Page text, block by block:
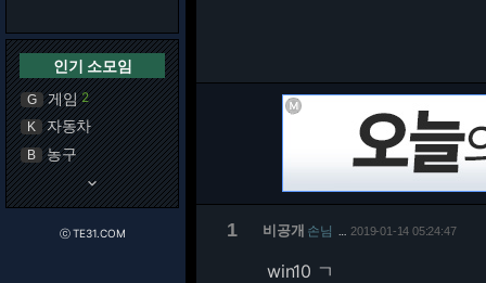
인기 소모임
G 게임 2
K 자동차
B 농구
keyboard_arrow_down
ⓒ TE31.COM 1 비공개 손님 2019-01-14 05:24:47
win10 ㄱ